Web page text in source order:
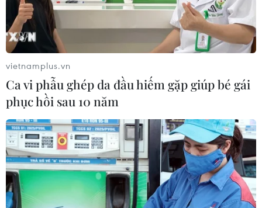
vietnamplus.vn
Ca vi phẫu ghép da đầu hiếm gặp giúp bé gái
phục hồi sau 10 năm